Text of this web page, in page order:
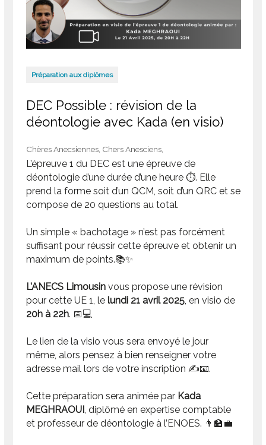
Préparation aux diplômes
DEC Possible : révision de la
déontologie avec Kada (en visio)
Chères Anecsiennes, Chers Anesciens,
L’épreuve 1 du DEC est une épreuve de
déontologie d’une durée d’une heure ⏱️. Elle
prend la forme soit d’un QCM, soit d’un QRC et se
compose de 20 questions au total.
Un simple « bachotage » n’est pas forcément
suffisant pour réussir cette épreuve et obtenir un
maximum de points.📚✨
L’ANECS Limousin vous propose une révision
pour cette UE 1, lelundi 21 avril 2025, en visio de
20h à 22h. 📅💻
Le lien de la visio vous sera envoyé le jour
même, alors pensez à bien renseigner votre
adresse mail lors de votre inscription ✍️📧.
Cette préparation sera animée par Kada
MEGHRAOUI, diplômé en expertise comptable
et professeur de déontologie à l’ENOES. 👨‍🏫💼